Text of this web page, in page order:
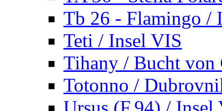
Tb 26 - Flamingo /
Teti / Insel VIS
Tihany / Bucht von
Totonno /